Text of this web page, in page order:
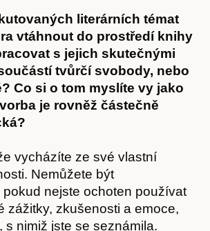
literárních témat
vtáhnout do prostředí knihy
s jejich skutečnými
tvůrčí svobody, nebo
Co si o tom myslíte vy jako
je rovněž částečně
vycházíte ze své vlastní
Nemůžete být
nejste ochoten používat
zážitky, zkušenosti a emoce,
s nimiž jste se seznámila.